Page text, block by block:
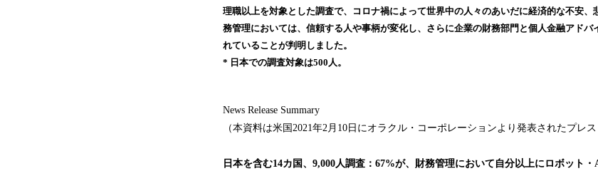
理職以上を対象とした調査で、コロナ禍によって世界中の人々のあいだに経済的な不安、
務管理においては、信頼する人や事柄が変化し、さらに企業の財務部門と個人金融アドバ
れていることが判明しました。
* 日本での調査対象は500人。
News Release Summary
（本資料は米国2021年2月10日にオラクル・コーポレーションより発表されたプレ
日本を含む14カ国、 9,000人調査 ： 67%が、 財務管理において 自分以上にロボット・